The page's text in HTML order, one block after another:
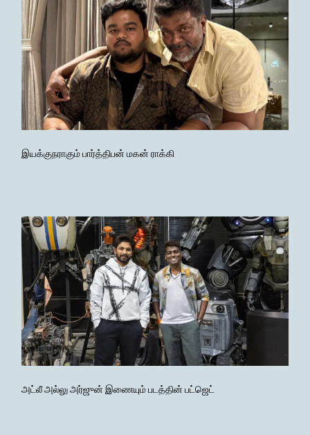
இயக்குநராகும் பார்த்திபன் மகன் ராக்கி
அட்லீ அல்லு அர்ஜுன் இணையும் படத்தின் பட்ஜெட்